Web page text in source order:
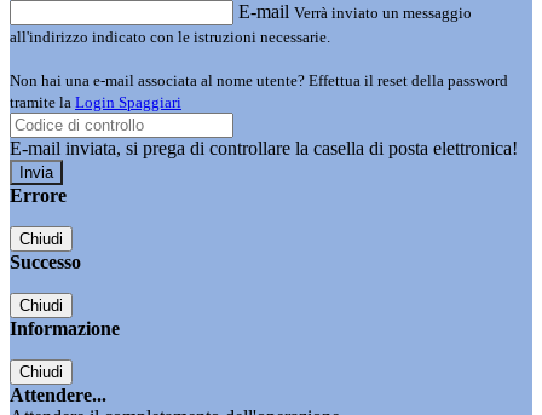
E-mail Verrà inviato un messaggio
all'indirizzo indicato con le istruzioni necessarie.
Non hai una e-mail associata al nome utente? Effettua il reset della password
tramite la Login Spaggiari
E-mail inviata, si prega di controllare la casella di posta elettronica!
Errore
Chiudi
Successo
Chiudi
Informazione
Chiudi
Attendere...